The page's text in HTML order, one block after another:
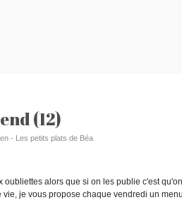
(12)
- Les petits plats de Béa
oubliettes alors que si on les publie c'est
je vous propose chaque vendredi un